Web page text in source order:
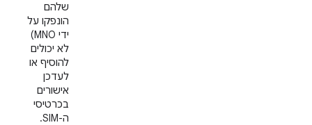
שלהם
הונפקו על
ידי MNO)
לא יכולים
להוסיף או
לעדכן
אישורים
בכרטיסי
ה-SIM.